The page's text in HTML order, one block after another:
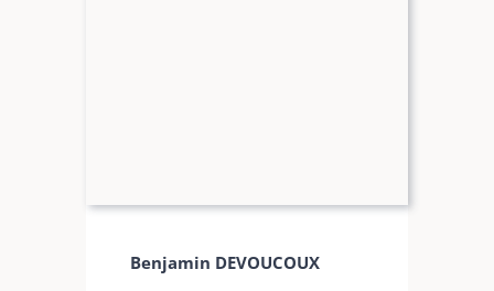
Benjamin DEVOUCOUX